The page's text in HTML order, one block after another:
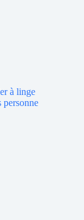
à linge
personne